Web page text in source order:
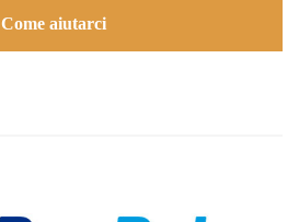
Come aiutarci